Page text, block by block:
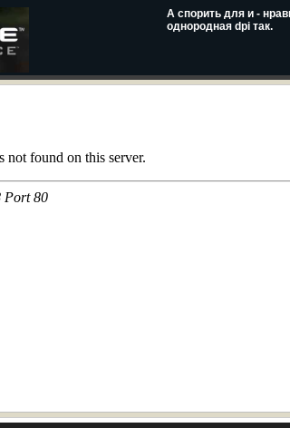
А спорить для и -
однородная dpi так.